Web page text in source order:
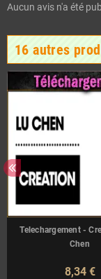
Aucun avis n'a été
16 autres
Telechargement -
Chen
8,34 €